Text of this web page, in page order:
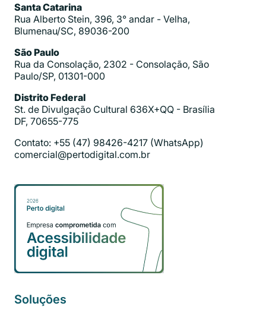
Santa Catarina
Rua Alberto Stein, 396, 3° andar - Velha,
Blumenau/SC, 89036-200
São Paulo
Rua da Consolação, 2302 - Consolação, São
Paulo/SP, 01301-000
Distrito Federal
St. de Divulgação Cultural 636X+QQ - Brasília
DF, 70655-775
Contato: +55 (47) 98426-4217 (WhatsApp)
comercial@pertodigital.com.br
Soluções